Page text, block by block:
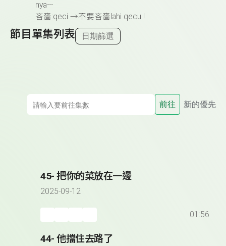
nya---
吝嗇:qeci →不要吝嗇 lahi qecu !
節目單集列表 日期篩選
前往 新的優先
45- 把你的菜放在一邊
2025-09-12
01:56
44- 他擋住去路了